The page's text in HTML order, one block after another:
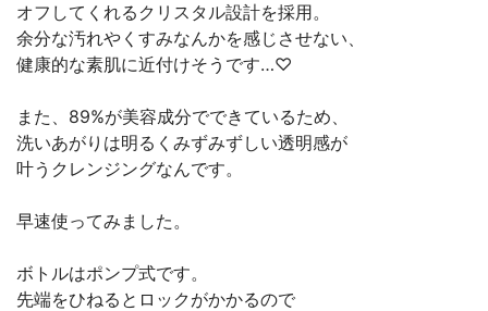
オフしてくれるクリスタル設計を採用。
余分な汚れやくすみなんかを感じさせない、
健康的な素肌に近付けそうです…♡
また、89%が美容成分でできているため、
洗いあがりは明るくみずみずしい透明感が
叶うクレンジングなんです。
早速使ってみました。
ボトルはポンプ式です。
先端をひねるとロックがかかるので